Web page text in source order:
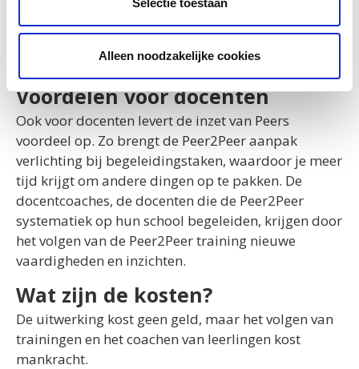
Selectie toestaan
Alleen noodzakelijke cookies
er vriendelijker en veiliger door. En wie weet willen
ze zelf het komende jaar ook Peer Tutor of Peer
Buddy worden.
Voordelen voor docenten
Ook voor docenten levert de inzet van Peers
voordeel op. Zo brengt de Peer2Peer aanpak
verlichting bij begeleidingstaken, waardoor je meer
tijd krijgt om andere dingen op te pakken. De
docentcoaches, de docenten die de Peer2Peer
systematiek op hun school begeleiden, krijgen door
het volgen van de Peer2Peer training nieuwe
vaardigheden en inzichten.
Wat zijn de kosten?
De uitwerking kost geen geld, maar het volgen van
trainingen en het coachen van leerlingen kost
mankracht.